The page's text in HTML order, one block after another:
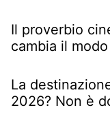
Il proverbio
cambia il
La
2026? Non è